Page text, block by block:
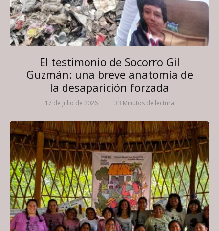
El testimonio de Socorro Gil
Guzmán: una breve anatomía de
la desaparición forzada
17 de julio de 2026 · · 33 Minutos de lectura